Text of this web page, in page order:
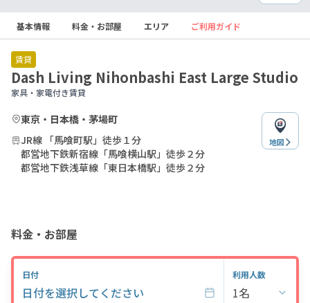
Item
18
基本情報 料金・お部屋 エリア ご利用ガイド
賃貸
Dash Living Nihonbashi East Large Studio
家具・家電付き賃貸
東京・日本橋・茅場町
JR線 「馬喰町駅」徒歩１分
都営地下鉄新宿線「馬喰横山駅」徒歩２分
都営地下鉄浅草線「東日本橋駅」徒歩２分
地図
料金・お部屋
日付
日付を選択してください
利用人数
1名